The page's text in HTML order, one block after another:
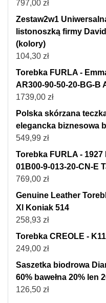
797,00 zł
Zestaw2w1
listonoszką firmy
(kolory)
104,30 zł
Torebka FURLA -
AR300-90-50-20-BG-B
1739,00 zł
Polska skórzana
elegancka biznesowa
549,99 zł
Torebka FURLA -
01B00-9-013-20-CN-E
769,00 zł
Genuine Leather
Xl Koniak 514
258,93 zł
Torebka CREOLE -
249,00 zł
Saszetka biodrowa
60% bawełna 20% len
126,50 zł